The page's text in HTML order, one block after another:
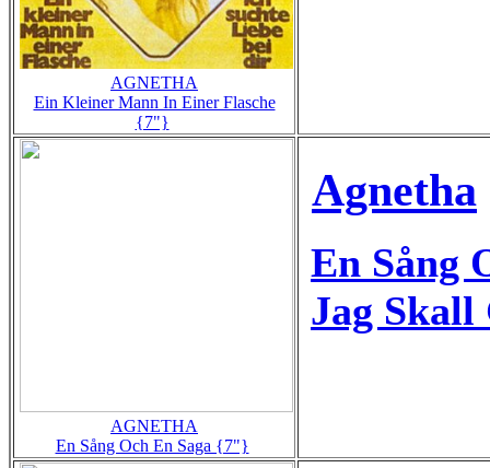
AGNETHA
Ein Kleiner Mann In Einer Flasche
{7"}
AGNETHA
En Sång Och En Saga {7"}
Agnetha
En Sång
Jag